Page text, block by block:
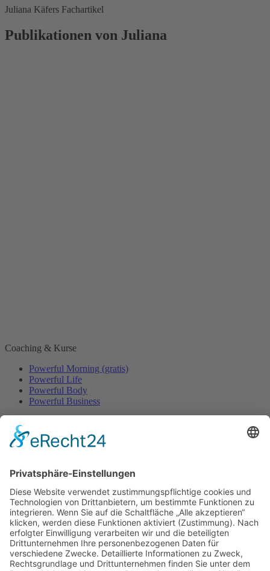
Juliana Käfers Fachartikel
Publikationen von Juliana
Coaching & Kurse
Powerful Morning (gratis)
Powerful Life
Powerful Body
Powerful Business
Event-Übersicht
Über mich
Mit mir arbeiten
Gratis
Podcast
Shop